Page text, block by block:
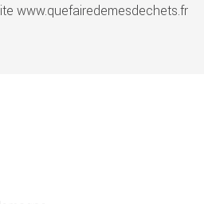
www.quefairedemesdechets.fr